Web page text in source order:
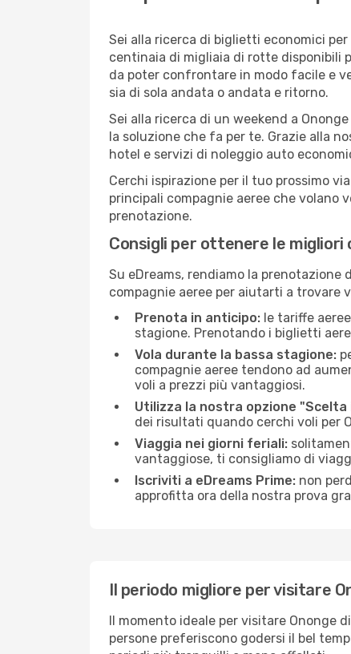
Sei alla ricerca di biglietti economici
centinaia di migliaia di rotte disponibili
da poter confrontare in modo facile e
sia di sola andata o andata e ritorno.
Sei alla ricerca di un weekend a
la soluzione che fa per te. Grazie alla
hotel e servizi di noleggio auto
Cerchi ispirazione per il tuo prossimo
principali compagnie aeree che
prenotazione.
Consigli per ottenere le
Su eDreams, rendiamo la
compagnie aeree per aiutarti a trovare
Prenota in anticipo: le tariffe
stagione. Prenotando i biglietti
Vola durante la bassa stagione:
compagnie aeree tendono ad
voli a prezzi più vantaggiosi.
Utilizza la nostra opzione
dei risultati quando cerchi voli per
Viaggia nei giorni feriali:
vantaggiose, ti consigliamo di
Iscriviti a eDreams Prime: non
approfitta ora della nostra prova
Il periodo migliore per visitare
Il momento ideale per visitare Ononge
persone preferiscono godersi il bel